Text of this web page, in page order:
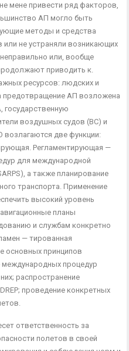
мене привести ряд факторов,
АП мог­ло быть
методы и средства
или не устраняли возникающих
или, вообще
при­водить к.
ресурсов: людских и
предотвращение АП возложена
государст­венную
воздушных су­дов (ВС) и
возлагаются две функции:
Рег­ламентирующая —
для международной
а также планирование
транспорта. Применение
высокий уровень
планы
и службам конкретно
— тированная
основных прин­ципов
про­цедур
распространение
проведение конкрет­ных
ответственность за
полетов в своей